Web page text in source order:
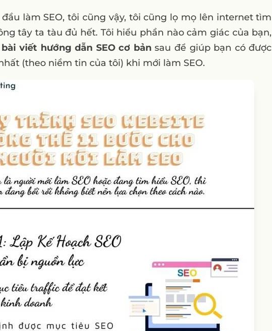
làm SEO, tôi cũng vậy, tôi cũng lọ mọ lên internet tìm
tây ta tàu đủ hết. Tôi hiểu phần nào cảm giác của bạn,
viết hướng dẫn SEO cơ bảnsau để giúp bạn có được
(theo niềm tin của tôi) khi mới làm SEO.